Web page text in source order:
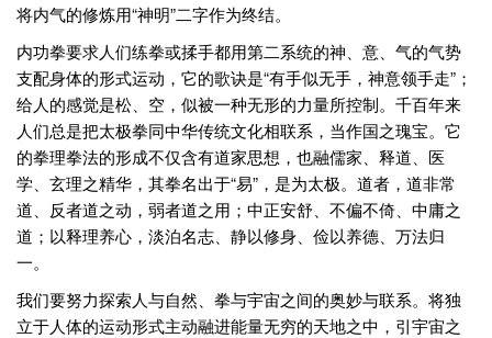
将内气的修炼用“神明”二字作为终结。
内功拳要求人们练拳或揉手都用第二系统的神、意、气的气势
支配身体的形式运动，它的歌诀是“有手似无手，神意领手走”；
给人的感觉是松、空，似被一种无形的力量所控制。千百年来
人们总是把太极拳同中华传统文化相联系，当作国之瑰宝。它
的拳理拳法的形成不仅含有道家思想，也融儒家、释道、医
学、玄理之精华，其拳名出于“易”，是为太极。道者，道非常
道、反者道之动，弱者道之用；中正安舒、不偏不倚、中庸之
道；以释理养心，淡泊名志、静以修身、俭以养德、万法归
一。
我们要努力探索人与自然、拳与宇宙之间的奥妙与联系。将独
立于人体的运动形式主动融进能量无穷的天地之中，引宇宙之